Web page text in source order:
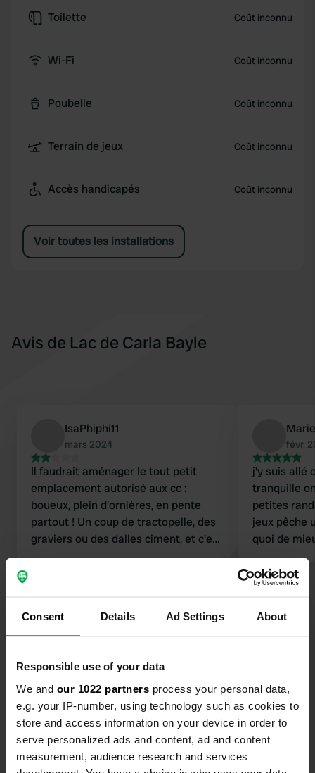
Consent Details Ad Settings About
Responsible use of your data
We and our 1022 partners process your personal data,
e.g. your IP-number, using technology such as cookies to
store and access information on your device in order to
serve personalized ads and content, ad and content
measurement, audience research and services
Toilette Coût inconnu
Wi-Fi Coût inconnu
Poubelle Coût inconnu
Terrain de jeux Coût inconnu
Accès handicapés Coût inconnu
Voir toutes les installations
Avis de Lac de Carla Bayle
IsaPhiphi11
mars 2024
Il faudrait aménager le tout petit
emplacement autorisé aux cc :
boueux, plein d'ornières, en pente
partout ! Un coup de tractopelle, des
graviers ou des dalles ciment, et c'est
bon ! Sur la photo, c'est réservé aux
févr.
j'y suis allé
tranquille
petites
jeux pêche
quoi de
je sais que
Emplacement
09130, Le Carla-Bayle, France Copie
Coordonnées
43° 8' 59" N 1° 22' 59" E